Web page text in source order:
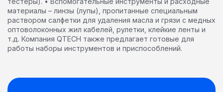
материалы – линзы (лупы), пропитанные специальным
раствором салфетки для удаления масла и грязи с медных
оптоволоконных жил кабелей, рулетки, клейкие ленты и
т.д. Компания QTECH также предлагает готовые для
работы наборы инструментов и приспособлений.